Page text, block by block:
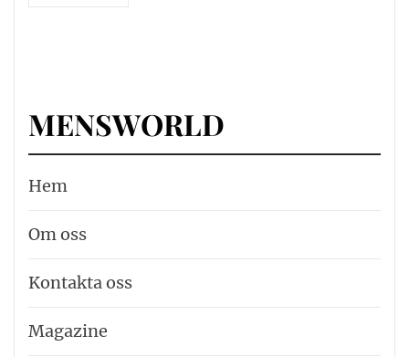
MENSWORLD
Hem
Om oss
Kontakta oss
Magazine